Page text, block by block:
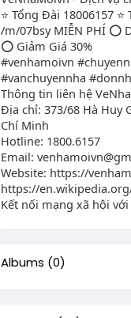
⭐ Tổng Đài 18006157
/m/07bsy MIỄN PHÍ ⭕
⭕ Giảm Giá 30%
#venhamoivn
#vanchuyennha
Thông tin liên hệ
Địa chỉ: 373/68 Hà Huy
Chí Minh
Hotline: 1800.6157
Email:
Website: https://
https://
Kết nối mạng xã hội với
Albums (0)